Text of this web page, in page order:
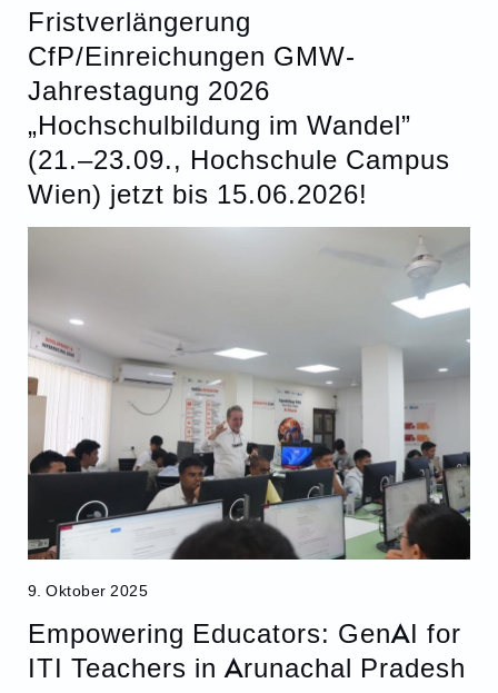
Fristverlängerung
CfP/Einreichungen GMW-
Jahrestagung 2026
„Hochschulbildung im Wandel”
(21.–23.09., Hochschule Campus
Wien) jetzt bis 15.06.2026!
9. Oktober 2025
Empowering Educators: GenAI for
ITI Teachers in Arunachal Pradesh